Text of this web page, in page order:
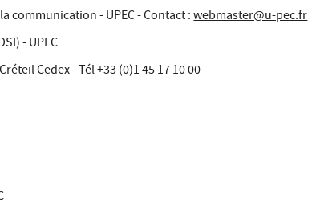
communication - UPEC - Contact :webmaster@u-pec.fr
- UPEC
Cedex - Tél +33 (0)1 45 17 10 00